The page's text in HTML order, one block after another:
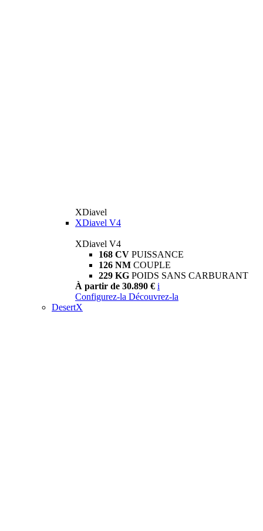
XDiavel
XDiavel V4
XDiavel V4
168 CV PUISSANCE
126 NM COUPLE
229 KG POIDS SANS CARBURANT
À partir de 30.890 € i
Configurez-la Découvrez-la
DesertX